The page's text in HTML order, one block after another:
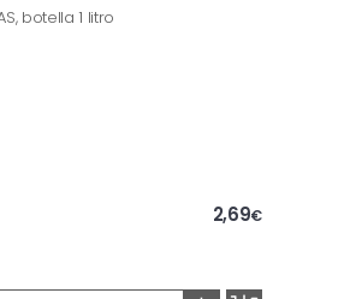
botella 1 litro
2,69€